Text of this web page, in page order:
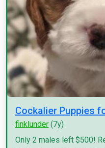
Cockalier Puppies
finklunder (7y)
Only 2 males left $500!